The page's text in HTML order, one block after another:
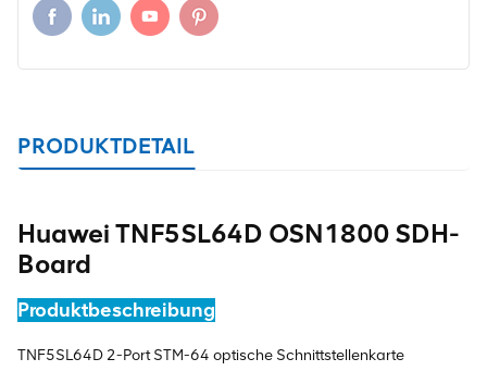
PRODUKTDETAIL
Huawei TNF5SL64D OSN1800 SDH-
Board
Produktbeschreibung
TNF5SL64D 2-Port STM-64 optische Schnittstellenkarte